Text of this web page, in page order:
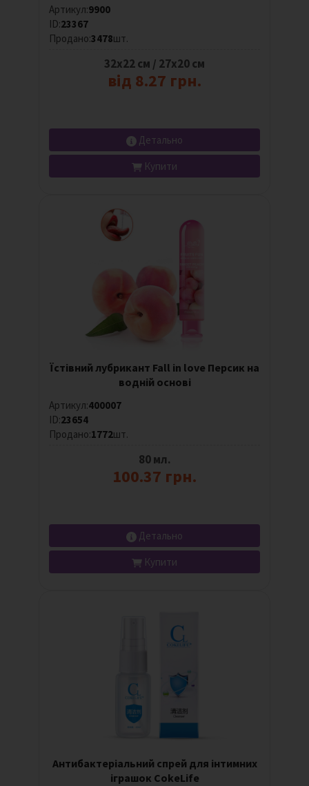
Артикул:9900
ID:23367
Продано:3478шт.
32х22 см / 27х20 см
від 8.27 грн.
Детально
Купити
Їстівний лубрикант Fall in love Персик на
водній основі
Артикул:400007
ID:23654
Продано:1772шт.
80 мл.
100.37 грн.
Детально
Купити
Антибактеріальний спрей для інтимних
іграшок CokeLife